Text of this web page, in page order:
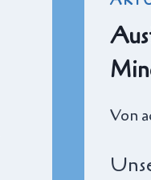
Von